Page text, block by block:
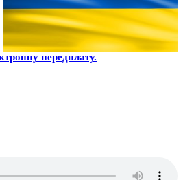
передплату.